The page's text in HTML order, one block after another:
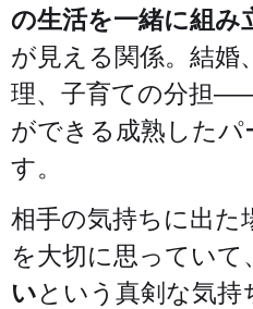
の生活を一緒に組み
が見える関係。結婚
理、子育ての分担
ができる成熟した
す。
相手の気持ちに出た
を大切に思っていて、
いという真剣な気持